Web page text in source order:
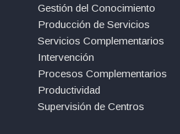
Gestión del Conocimiento
Producción de Servicios
Servicios Complementarios
Intervención
Procesos Complementarios
Productividad
Supervisión de Centros